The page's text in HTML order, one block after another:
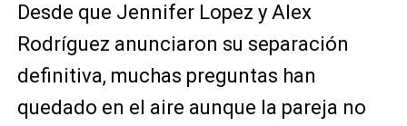
Desde que Jennifer Lopez y Alex
Rodríguez anunciaron su separación
definitiva, muchas preguntas han
quedado en el aire aunque la pareja no